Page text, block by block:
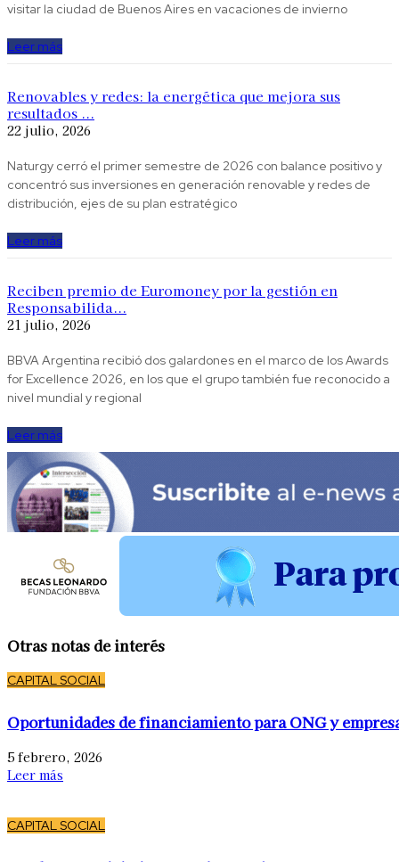
visitar la ciudad de Buenos Aires en vacaciones de invierno
Leer más
Renovables y redes: la energética que mejora sus
resultados ...
22 julio, 2026
Naturgy cerró el primer semestre de 2026 con balance positivo y
concentró sus inversiones en generación renovable y redes de
distribución, ejes de su plan estratégico
Leer más
Reciben premio de Euromoney por la gestión en
Responsabilida...
21 julio, 2026
BBVA Argentina recibió dos galardones en el marco de los Awards
for Excellence 2026, en los que el grupo también fue reconocido a
nivel mundial y regional
Leer más
Otras notas de interés
CAPITAL SOCIAL
Oportunidades de financiamiento para ONG y
5 febrero, 2026
Leer más
CAPITAL SOCIAL